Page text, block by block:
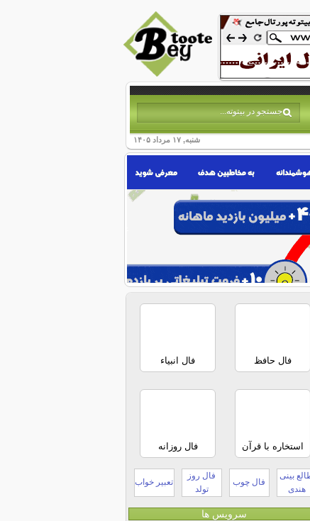
شنبه, ۱۷ مرداد ۱۴۰۵
فال حافظ فال انبیاء
استخاره با قرآن فال روزانه
بینی
هندی
فال چوب
فال روز
تولد
تعبیر خواب
سرویس ها